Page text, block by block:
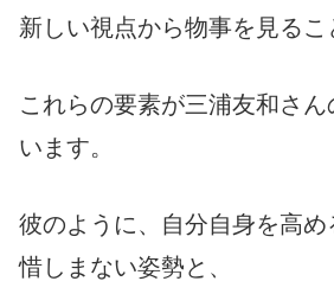
新しい視点から物事を見るこ
これらの要素が三浦友和さ
います。
彼のように、自分自身を高め
惜しまない姿勢と、